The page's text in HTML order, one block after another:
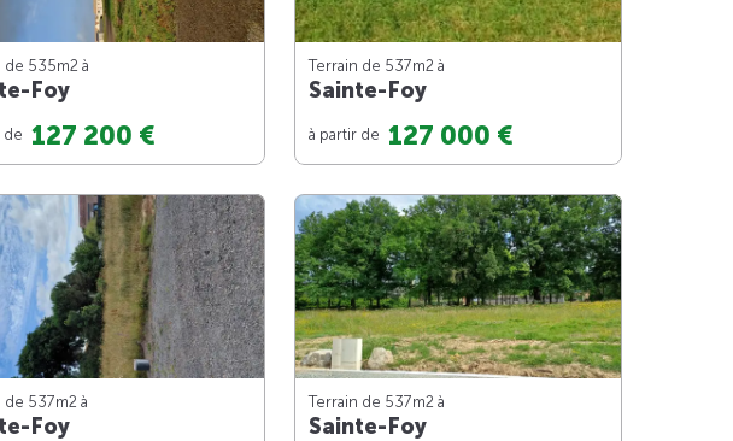
de 535m2 à
Foy
de 127 200 €
Terrain de 537m2 à
Sainte-Foy
à partir de 127 000 €
de 537m2 à
Foy
Terrain de 537m2 à
Sainte-Foy